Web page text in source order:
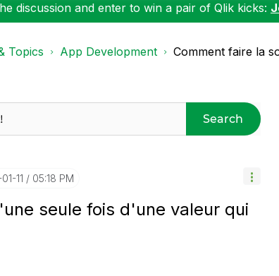
discussion and enter to win a pair of Qlik kicks:
Topics App Development Comment faire la
Search
11 05:18 PM
seule fois d'une valeur qui